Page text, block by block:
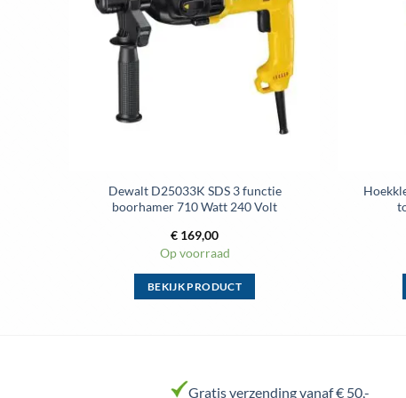
gekozen
worden
productpagina
Dewalt D25033K SDS 3 functie
boorhamer 710 Watt 240 Volt
€ 169,00
Op voorraad
BEKIJK PRODUCT
variaties.
Gratis verzending vanaf € 50,-